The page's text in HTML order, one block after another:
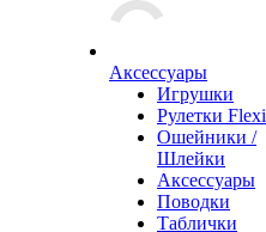
Аксессуары
Игрушки
Рулетки Flexi
Ошейники /
Шлейки
Аксессуары
Поводки
Таблички